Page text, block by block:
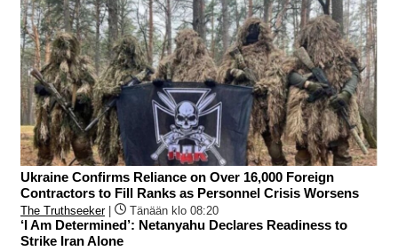
Ukraine Confirms Reliance on Over 16,000 Foreign
Contractors to Fill Ranks as Personnel Crisis Worsens
The Truthseeker| Tänään klo 08:20
‘I Am Determined’: Netanyahu Declares Readiness to
Strike Iran Alone